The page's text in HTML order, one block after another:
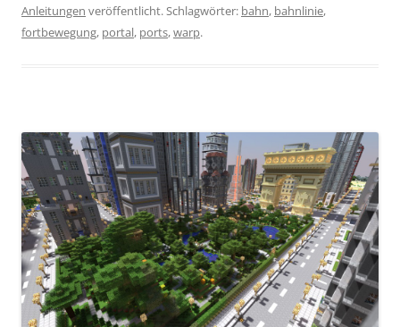
Anleitungen veröffentlicht. Schlagwörter: bahn, bahnlinie,
fortbewegung, portal, ports,warp.